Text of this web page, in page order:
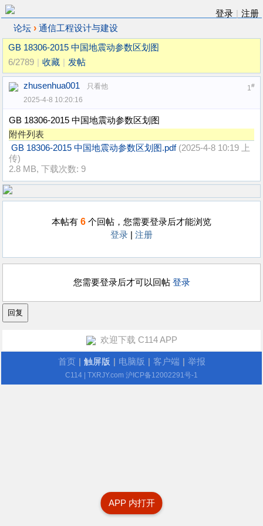
登录
注册
论坛 › 通信工程设计与建设
GB 18306-2015 中国地震动参数区划图
6/2789
收藏 发帖
1#
zhusenhua001
只看他
2025-4-8 10:20:16
GB 18306-2015 中国地震动参数区划图
附件列表
GB 18306-2015 中国地震动参数区划图.pdf (2025-4-8 10:19 上
传)
2.8 MB, 下载次数: 9
本帖有 6 个回帖，您需要登录后才能浏览
登录
注册
您需要登录后才可以回帖 登录
APP 内打开
欢迎下载 C114 APP
首页 触屏版 电脑版 客户端 举报
C114 | TXRJY.com 沪ICP备12002291号-1